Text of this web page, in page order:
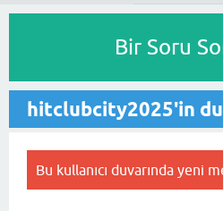
Bir Soru
hitclubcity2025'in
Bu kullanıcı duvarında yeni